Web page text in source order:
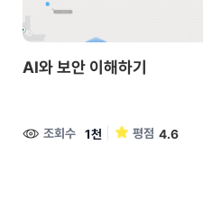
AI와 보안 이해하기
조회수 1천 평점 4.6